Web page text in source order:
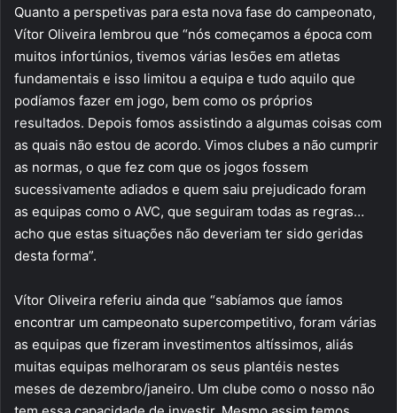
Quanto a perspetivas para esta nova fase do campeonato,
Vítor Oliveira lembrou que “nós começamos a época com
muitos infortúnios, tivemos várias lesões em atletas
fundamentais e isso limitou a equipa e tudo aquilo que
podíamos fazer em jogo, bem como os próprios
resultados. Depois fomos assistindo a algumas coisas com
as quais não estou de acordo. Vimos clubes a não cumprir
as normas, o que fez com que os jogos fossem
sucessivamente adiados e quem saiu prejudicado foram
as equipas como o AVC, que seguiram todas as regras…
acho que estas situações não deveriam ter sido geridas
desta forma”.
Vítor Oliveira referiu ainda que “sabíamos que íamos
encontrar um campeonato supercompetitivo, foram várias
as equipas que fizeram investimentos altíssimos, aliás
muitas equipas melhoraram os seus plantéis nestes
meses de dezembro/janeiro. Um clube como o nosso não